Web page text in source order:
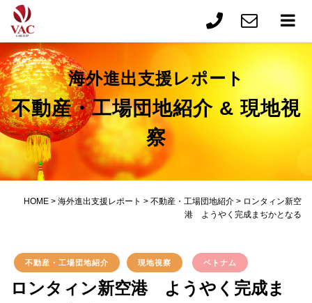
海外進出支援レポート
不動産・工場団地紹介 & 現地視
察
HOME > 海外進出支援レポート > 不動産・工場団地紹介 > ロンタィン新空
港 ようやく完成まぢかとなる
不動産・工場団地紹介 現地視察 ベトナム
ロンタィン新空港 ようやく完成ま